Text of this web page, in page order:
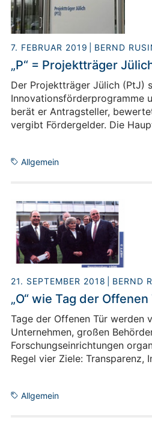
politischen Großwetterlagen.
7. FEBRUAR 2019 BERND
„P“ = Projektträger
Der Projektträger Jülich (PtJ)
Innovationsförderprogramme
berät er Antragsteller,
vergibt Fördergelder. Die
sowie in den Geschäftsstellen
Fördervolumen von 1,6
Allgemein
21. SEPTEMBER 2018 BERND
„O“ wie Tag der Offenen
Tage der Offenen Tür werden
Unternehmen, großen
Forschungseinrichtungen
Regel vier Ziele: Transparenz,
der Offenen Moschee“) oder
Allgemein